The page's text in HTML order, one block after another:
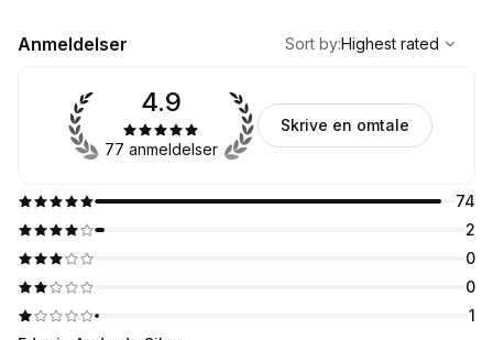
Anmeldelser
Highest rated
Sort by:Highest rated
74
2
0
0
1
4.9
77 anmeldelser
Skrive en omtale